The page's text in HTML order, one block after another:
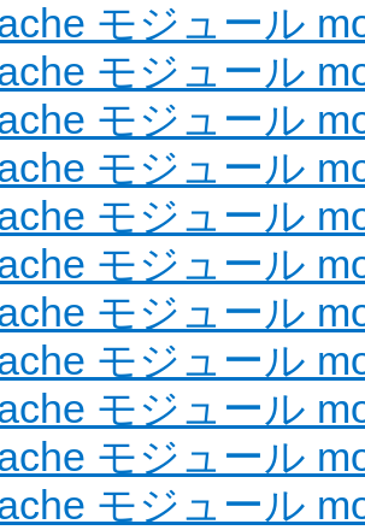
モジュール
モジュール
モジュール
モジュール
モジュール
モジュール
モジュール
モジュール
モジュール
モジュール
モジュール